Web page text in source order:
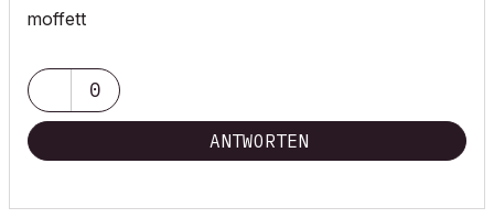
moffett
0
ANTWORTEN